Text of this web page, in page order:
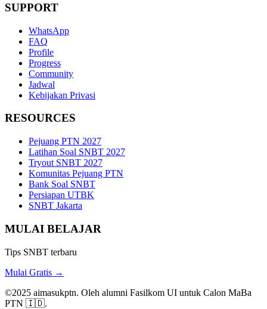
SUPPORT
WhatsApp
FAQ
Profile
Progress
Community
Jadwal
Kebijakan Privasi
RESOURCES
Pejuang PTN 2027
Latihan Soal SNBT 2027
Tryout SNBT 2027
Komunitas Pejuang PTN
Bank Soal SNBT
Persiapan UTBK
SNBT Jakarta
MULAI BELAJAR
Tips SNBT terbaru
Mulai Gratis →
©2025 aimasukptn. Oleh alumni Fasilkom UI untuk Calon MaBa
PTN 🇮🇩.